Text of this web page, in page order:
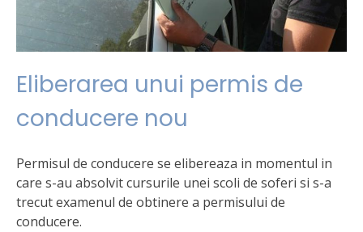
Eliberarea unui permis de
conducere nou
Permisul de conducere se elibereaza in momentul in
care s-au absolvit cursurile unei scoli de soferi si s-a
trecut examenul de obtinere a permisului de
conducere.